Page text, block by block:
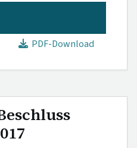
PDF-Download